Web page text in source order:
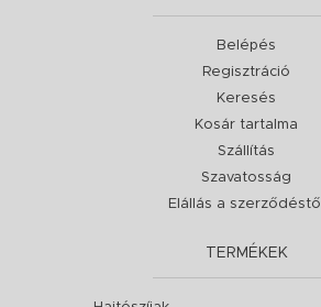
Belépés
Regisztráció
Keresés
Kosár tartalma
Szállítás
Szavatosság
Elállás a szerződéstől
TERMÉKEK